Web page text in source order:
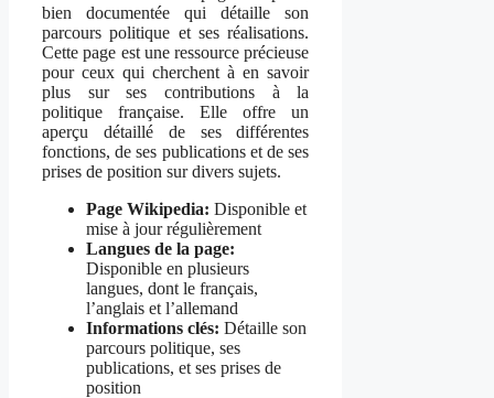
bien documentée qui détaille son
parcours politique et ses réalisations.
Cette page est une ressource précieuse
pour ceux qui cherchent à en savoir
plus sur ses contributions à la
politique française. Elle offre un
aperçu détaillé de ses différentes
fonctions, de ses publications et de ses
prises de position sur divers sujets.
Page Wikipedia: Disponible et
mise à jour régulièrement
Langues de la page:
Disponible en plusieurs
langues, dont le français,
l’anglais et l’allemand
Informations clés: Détaille son
parcours politique, ses
publications, et ses prises de
position